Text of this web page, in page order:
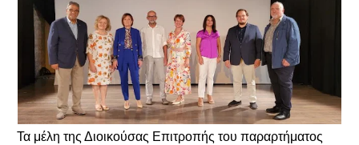
Τα μέλη της Διοικούσας Επιτροπής του παραρτήματος